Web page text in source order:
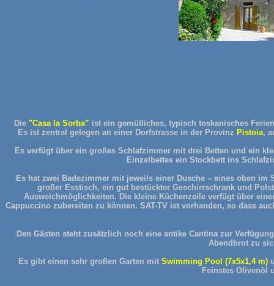
Die "Casa la Sorba” ist ein gemütliches, typisch toskanisches
Es ist zentral gelegen an einer Dorfstrasse in der Provinz Pistoia,
Es verfügt über ein großes Schlafzimmer mit drei Betten und ein
Einzelbettes ein Stockbett ins
Es hat zwei Badezimmer mit jeweils einer Dusche – eines oben
großer Esstisch, ein gut bestückter Geschirrschrank und
Ausweichmöglichkeiten. Die kleine Küchenzeile verfügt über
Cappuccino zubereiten zu können. SAT-TV ist vorhanden, so dass
Den Gästen steht zusätzlich noch eine antike Cantina zur
Abendbrot zu
Es gibt einen sehr großen Garten mit Swimming Pool (7x5x1,4 m)
Feinstes Olivenöl